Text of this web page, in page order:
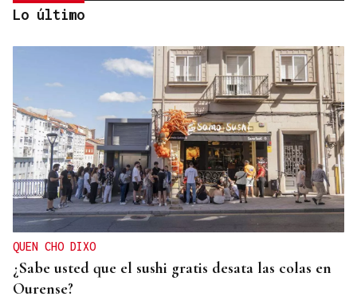
Eduardo Medrano
Primera carrera de Ascot
Lo último
QUEN CHO DIXO
¿Sabe usted que el sushi gratis desata las colas en
Ourense?